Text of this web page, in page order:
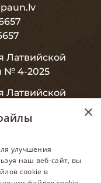
Латвийской
№ 4-2025
Латвийской
ENGLISH
×
улучшения
наш веб-сайт, вы
cookie в